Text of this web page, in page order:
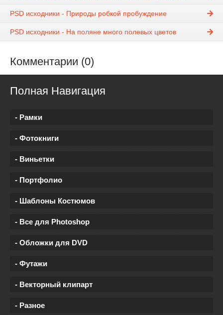
PSD исходники - Природы робкой пробуждение
PSD исходники - На поляне много полевых цветов
Комментарии (0)
Полная Навигация
- Рамки
- Фотокниги
- Виньетки
- Портфолио
- Шаблоны Костюмов
- Все для Photoshop
- Обложки для DVD
- Футажи
- Векторный клипарт
- Разное